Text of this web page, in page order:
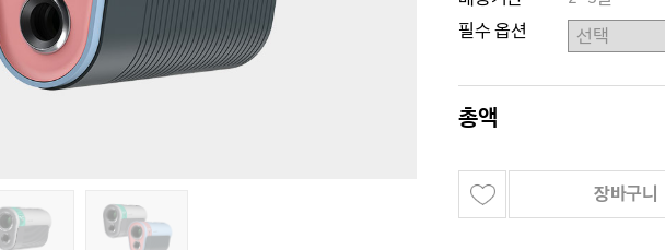
필수 옵션
총액
장바구니